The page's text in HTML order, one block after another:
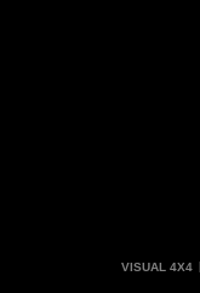
VISUAL 4X4